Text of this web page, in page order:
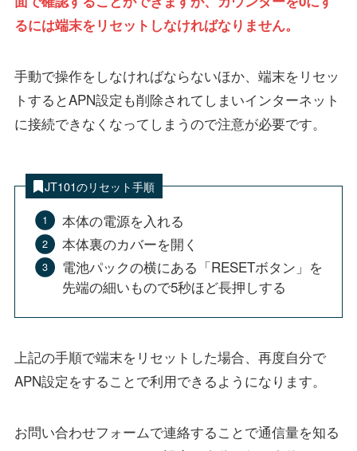
るには端末をリセットしなければなりません。
手動で操作をしなければならないほか、端末をリセッ
トするとAPN設定も削除されてしまいインターネット
に接続できなくなってしまうので注意が必要です。
JT101のリセット手順
本体の電源を入れる
本体裏のカバーを開く
電池パックの横にある「RESETボタン」を
先端の細いもので5秒ほど長押しする
上記の手順で端末をリセットした場合、再度自分で
APN設定をすることで利用できるようになります。
お問い合わせフォームで連絡することで通信量を知る